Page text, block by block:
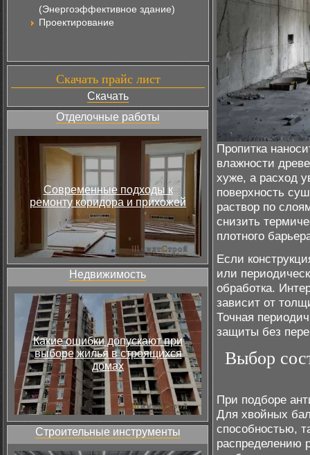
(Энергоэффективное здание)
Проектирование
Скачать прайс лист
Скачать
Отделочные работы
Современные подходы к
ремонту коридора и прихожей
Недвижимость
Какие ошибки допускают при
выборе жилья в строящихся
домах
Строительные инструменты
Пропитка
влажности
хуже, а расход
поверхность
раствор по
снизить
плотного
Если
или
обработка.
зависит от
Точная
защиты без
Выбор
При подборе
Для хвойных
способностью,
распределению